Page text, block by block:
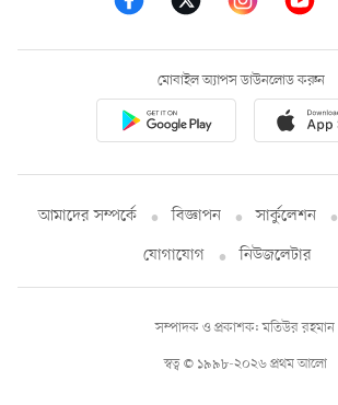
মোবাইল অ্যাপস ডাউনলোড করুন
আমাদের সম্পর্কে বিজ্ঞাপন সার্কুলেশন
যোগাযোগ
নিউজলেটার
স্বত্ব © ১৯৯৮-২০২৬ প্রথম আলো
সম্পাদক ও প্রকাশক: মতিউর রহমান